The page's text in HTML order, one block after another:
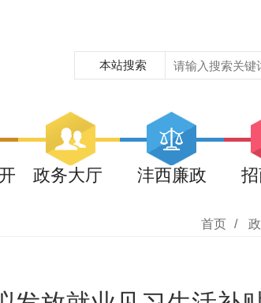
本站搜索
政务大厅 沣西廉政
首页 /